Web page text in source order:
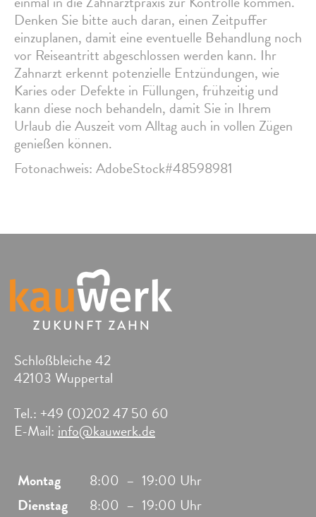
Denken Sie bitte auch daran, einen Zeitpuffer
einzuplanen, damit eine eventuelle Behandlung noch
vor Reiseantritt abgeschlossen werden kann. Ihr
Zahnarzt erkennt potenzielle Entzündungen, wie
Karies oder Defekte in Füllungen, frühzeitig und
kann diese noch behandeln, damit Sie in Ihrem
Urlaub die Auszeit vom Alltag auch in vollen Zügen
genießen können.
Fotonachweis: AdobeStock#48598981
Schloßbleiche 42
42103 Wuppertal
Tel.: +49 (0)202 47 50 60
E-Mail: info@kauwerk.de
Montag 8:00 – 19:00 Uhr
Dienstag
8:00 – 19:00 Uhr